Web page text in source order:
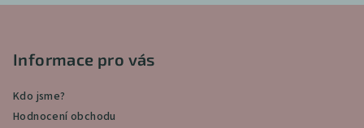
Informace pro vás
Kdo jsme?
Hodnocení obchodu